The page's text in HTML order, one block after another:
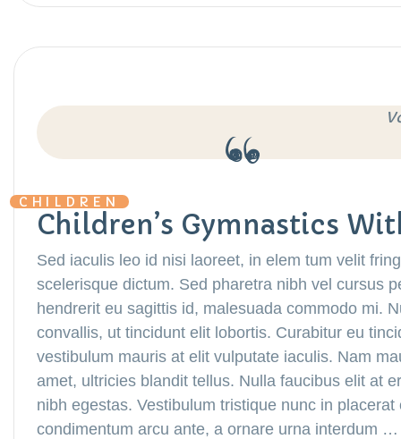
CHILDREN
Children’s Gymnastics
Sed iaculis leo id nisi laoreet, in elem tum velit
scelerisque dictum. Sed pharetra nibh vel cursus
hendrerit eu sagittis id, malesuada commodo mi.
convallis, ut tincidunt elit lobortis. Curabitur eu
vestibulum mauris at elit vulputate iaculis. Nam
amet, ultricies blandit tellus. Nulla faucibus elit at
nibh egestas. Vestibulum tristique nunc in
condimentum arcu ante, a ornare urna interdum …